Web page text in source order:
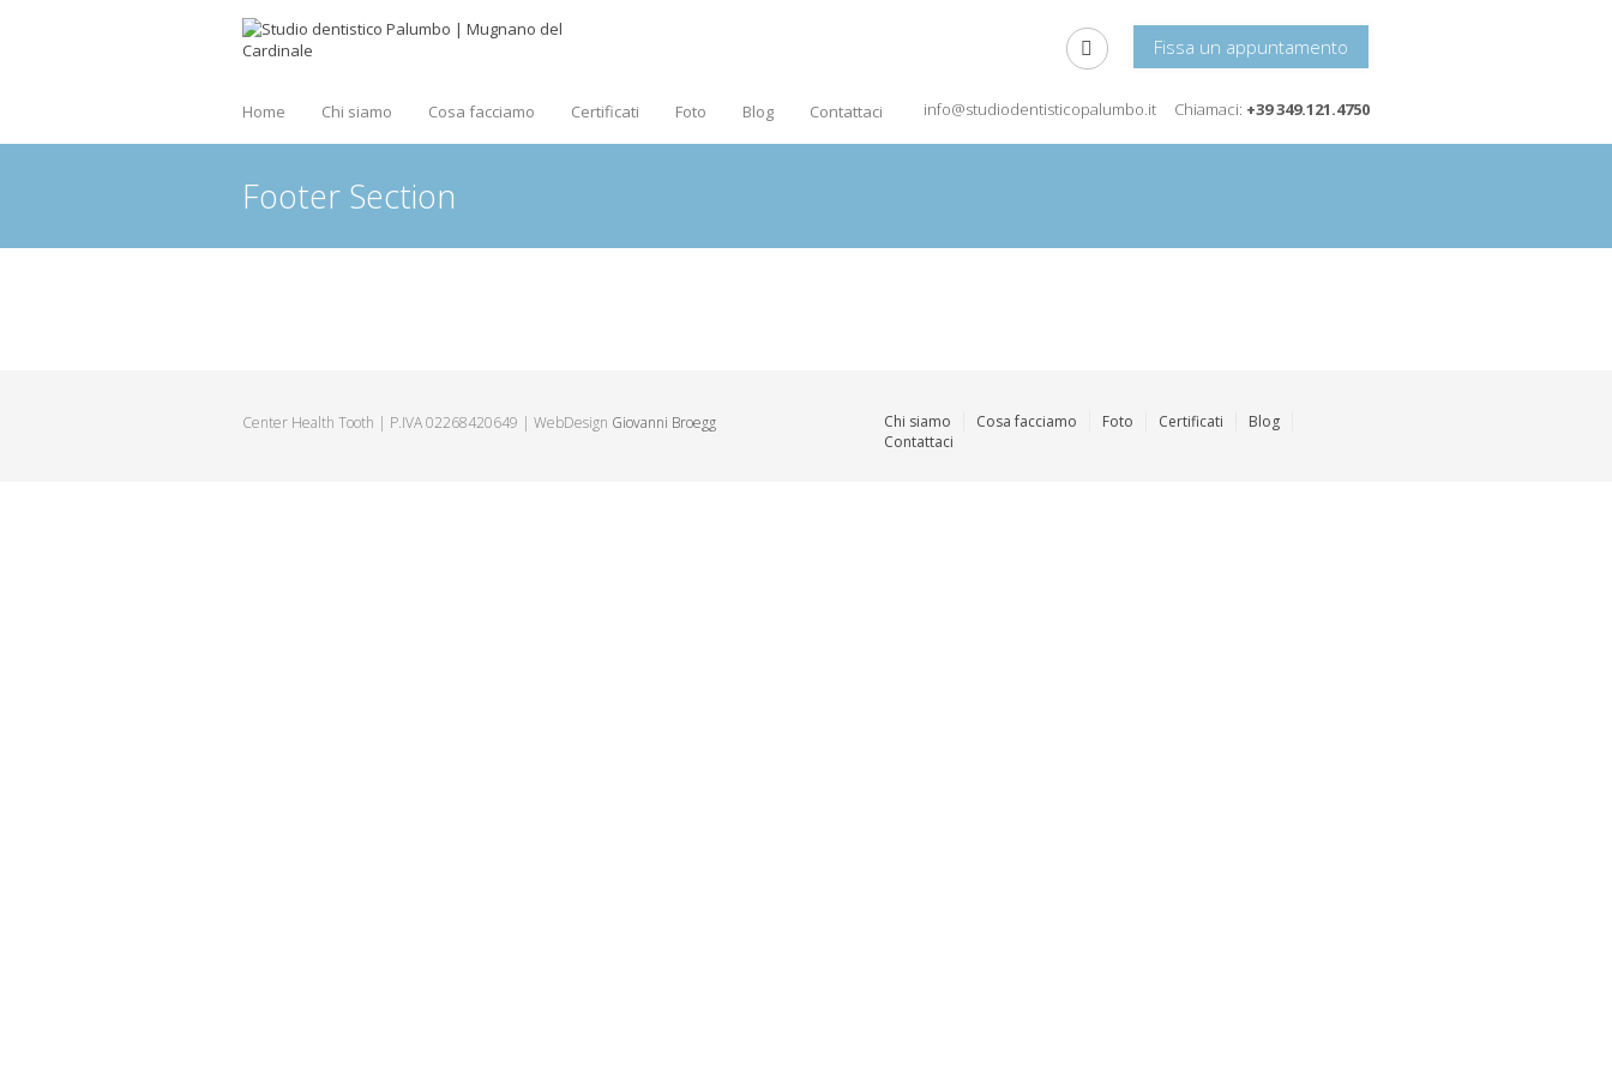
Fissa un appuntamento
Home Chi siamo Cosa facciamo Certificati Foto Blog Contattaci info@studiodentisticopalumbo.it Chiamaci: +39 349.121.4750
Footer Section
Center Health Tooth | P.IVA 02268420649 | WebDesign Giovanni Broegg Chi siamo Cosa facciamo Foto Certificati
Blog
Contattaci